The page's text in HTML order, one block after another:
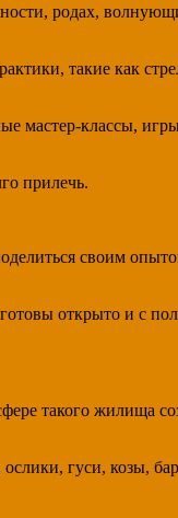
родах,
такие как
мастер-классы,
прилечь.
своим
открыто и с
такого жилища
гуси, козы,